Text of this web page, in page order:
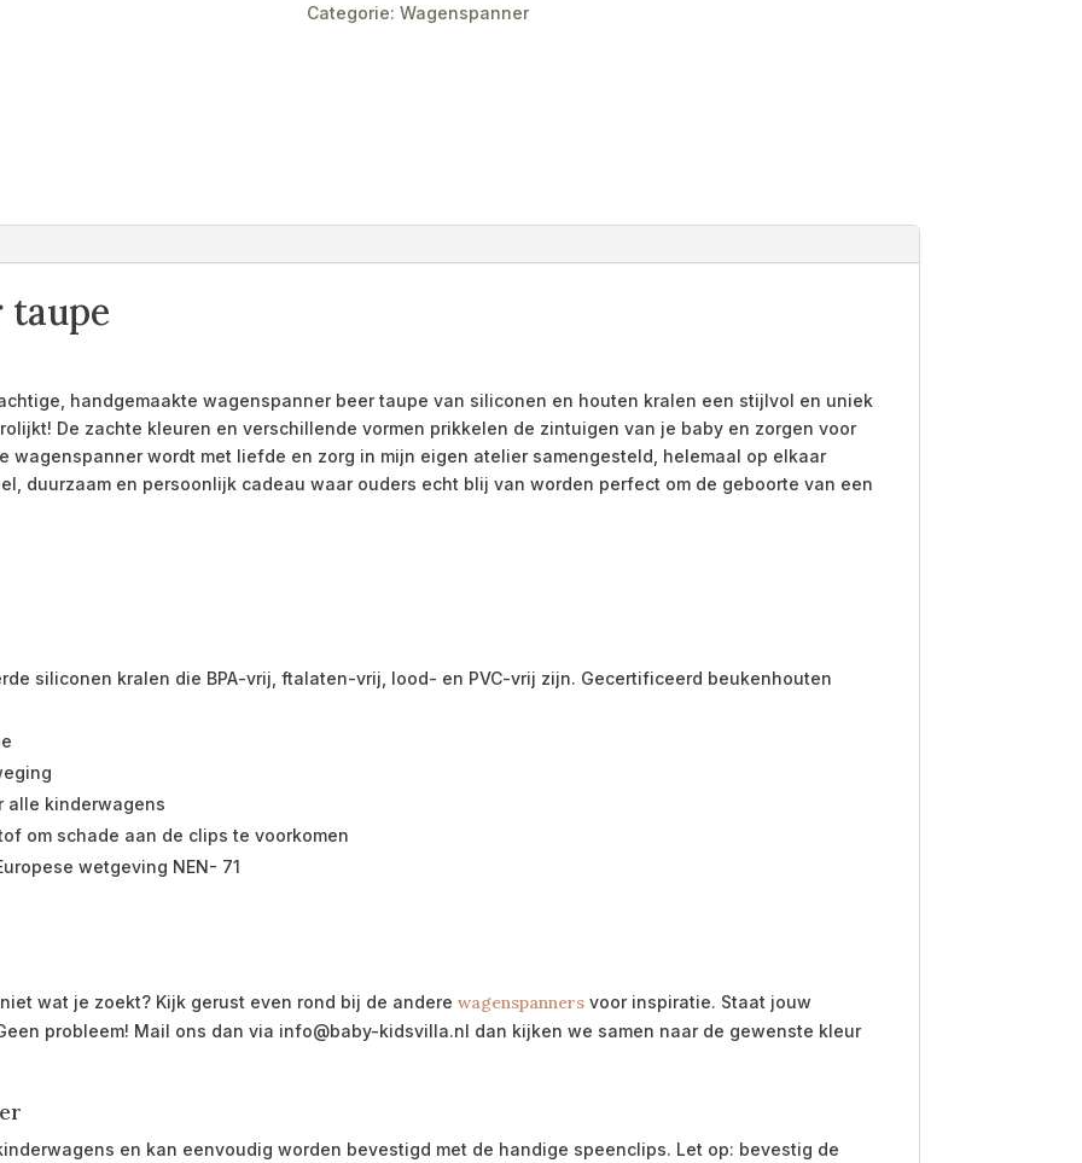
Categorie: Wagenspanner
taupe
handgemaakte wagenspanner beer taupe van siliconen en houten kralen een stijlvol en uniek
De zachte kleuren en verschillende vormen prikkelen de zintuigen van je baby en zorgen voor
wagenspanner wordt met liefde en zorg in mijn eigen atelier samengesteld, helemaal op elkaar
duurzaam en persoonlijk cadeau waar ouders echt blij van worden perfect om de geboorte van een
siliconen kralen die BPA-vrij, ftalaten-vrij, lood- en PVC-vrij zijn. Gecertificeerd beukenhouten
alle kinderwagens
om schade aan de clips te voorkomen
wetgeving NEN- 71
wat je zoekt? Kijk gerust even rond bij de anderewagenspanners voor inspiratie. Staat jouw
probleem! Mail ons dan via info@baby-kidsvilla.nl dan kijken we samen naar de gewenste kleur
en kan eenvoudig worden bevestigd met de handige speenclips. Let op: bevestig de